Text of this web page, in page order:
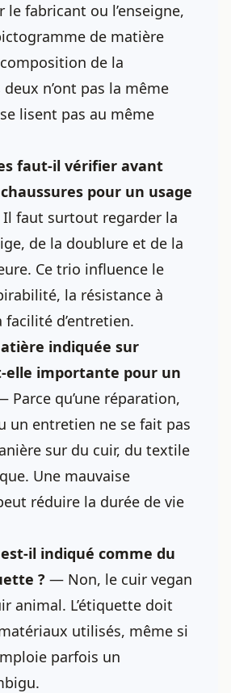
fabricant ou l’enseigne,
de matière
de la
deux n’ont pas la même
lisent pas au même
faut-il vérifier avant
pour un usage
faut surtout regarder la
de la doublure et de la
Ce trio influence le
la résistance à
facilité d’entretien.
indiquée sur
elle importante pour un
Parce qu’une réparation,
un entretien ne se fait pas
sur du cuir, du textile
Une mauvaise
réduire la durée de vie
il indiqué comme du
? — Non, le cuir vegan
animal. L’étiquette doit
utilisés, même si
parfois un